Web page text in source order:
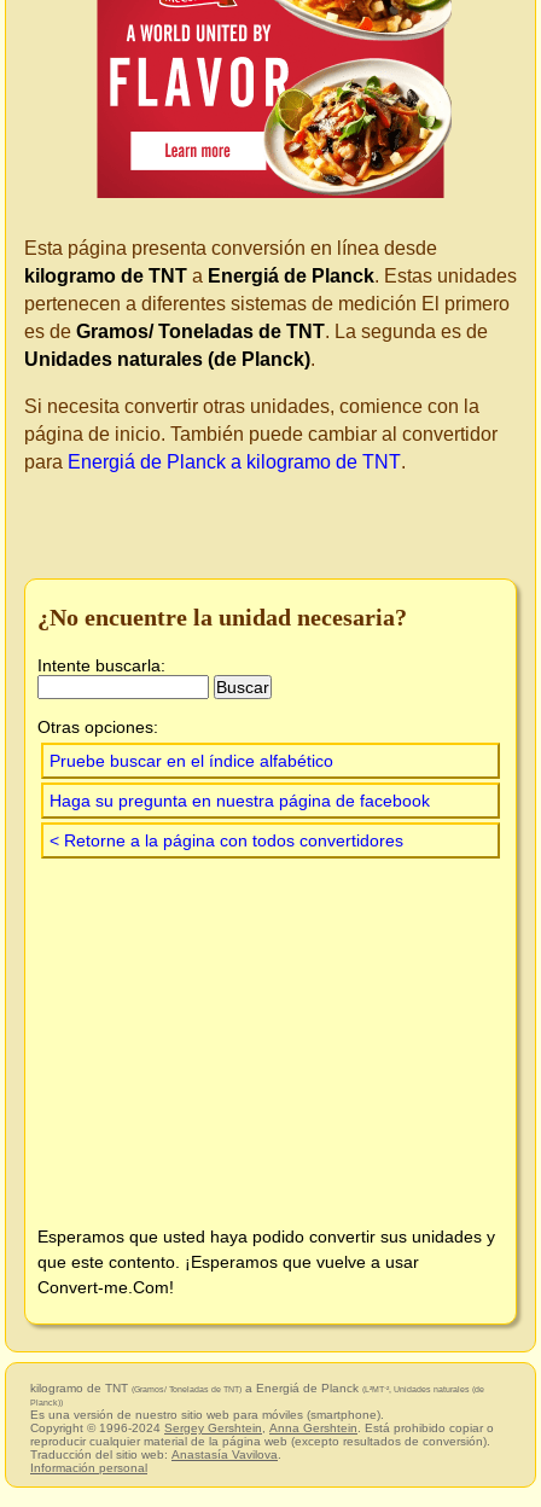
Esta página presenta conversión en línea desde
kilogramo de TNT a Energiá de Planck. Estas unidades
pertenecen a diferentes sistemas de medición El primero
es de Gramos/ Toneladas de TNT. La segunda es de
Unidades naturales (de Planck).
Si necesita convertir otras unidades, comience con la
página de inicio. También puede cambiar al convertidor
para Energiá de Planck a kilogramo de TNT.
¿No encuentre la unidad necesaria?
Intente buscarla:
Otras opciones:
Pruebe buscar en el índice alfabético
Haga su pregunta en nuestra página de facebook
< Retorne a la página con todos convertidores
Esperamos que usted haya podido convertir sus unidades y
que este contento. ¡Esperamos que vuelve a usar
Convert-me.Com!
kilogramo de TNT (Gramos/ Toneladas de TNT) a Energiá de Planck (L²MT⁻², Unidades naturales (de
Planck))
Es una versión de nuestro sitio web para móviles (smartphone).
Copyright © 1996-2024 Sergey Gershtein Anna Gershtein . Está prohibido copiar o
reproducir cualquier material de la página web (excepto resultados de conversión).
Traducción del sitio web: Anastasía Vavilova
Información personal